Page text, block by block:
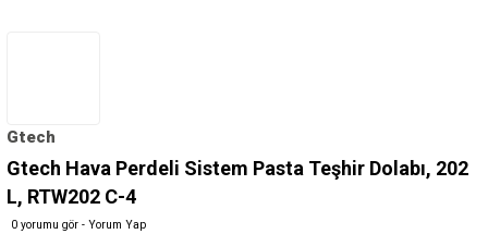
Gtech
Gtech Hava Perdeli Sistem Pasta Teşhir Dolabı, 202
L, RTW202 C-4
0 yorumu gör - Yorum Yap